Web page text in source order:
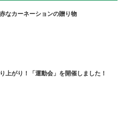
なカーネーションの贈り物
上がり！「運動会」を開催しました！